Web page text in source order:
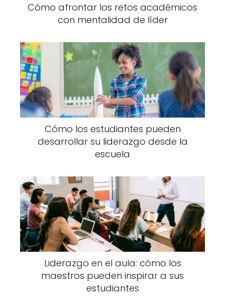
Cómo afrontar los retos académicos
con mentalidad de líder
Cómo los estudiantes pueden
desarrollar su liderazgo desde la
escuela
Liderazgo en el aula: cómo los
maestros pueden inspirar a sus
estudiantes